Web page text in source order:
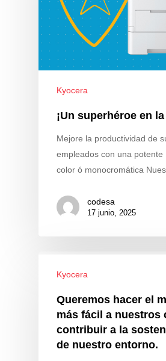
Kyocera
¡Un superhéroe en
Mejore la productividad de
empleados con una potente
color ó monocromática
codesa
17 junio, 2025
Kyocera
Queremos hacer el
más fácil a nuestros
contribuir a la
de nuestro entorno.